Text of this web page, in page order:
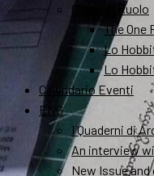
Gioco di Ruolo
The One
Lo
Lo
Calendario Eventi
ENG
I Quaderni di
An interview
New Issue